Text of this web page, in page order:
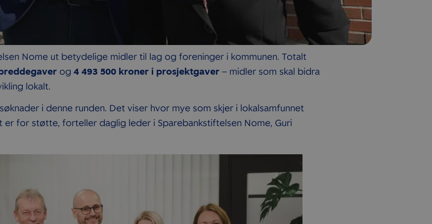
Nome ut betydelige midler til lag og foreninger i kommunen. Totalt
og 4 493 500 kroner i prosjektgaver – midler som skal bidra
lokalt.
i denne runden. Det viser hvor mye som skjer i lokalsamfunnet
for støtte, forteller daglig leder i Sparebankstiftelsen Nome, Guri